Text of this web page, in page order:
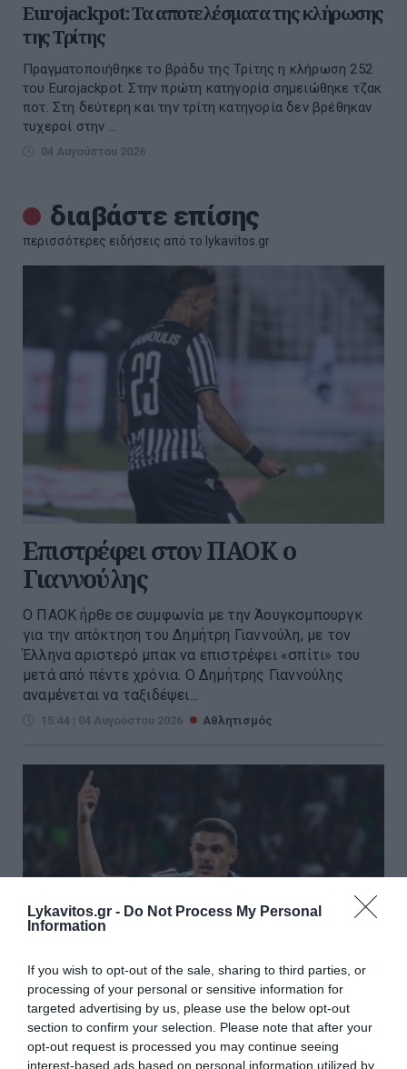
Lykavitos.gr - Do Not Process My Personal
Information
If you wish to opt-out of the sale, sharing to third parties, or
processing of your personal or sensitive information for
targeted advertising by us, please use the below opt-out
section to confirm your selection. Please note that after your
opt-out request is processed you may continue seeing
interest-based ads based on personal information utilized by
Eurojackpot: Τα αποτελέσματα της κλήρωσης
της Τρίτης
Πραγματοποιήθηκε το βράδυ της Τρίτης η κλήρωση 252
του Eurojackpot. Στην πρώτη κατηγορία σημειώθηκε τζακ
ποτ. Στη δεύτερη και την τρίτη κατηγορία δεν βρέθηκαν
τυχεροί στην ...
04 Αυγούστου 2026
διαβάστε επίσης
περισσότερες ειδήσεις από το lykavitos.gr
Επιστρέφει στον ΠΑΟΚ ο
Γιαννούλης
Ο ΠΑΟΚ ήρθε σε συμφωνία με την Άουγκσμπουργκ
για την απόκτηση του Δημήτρη Γιαννούλη, με τον
Έλληνα αριστερό μπακ να επιστρέφει «σπίτι» του
μετά από πέντε χρόνια. Ο Δημήτρης Γιαννούλης
αναμένεται να ταξιδέψει...
15:44 | 04 Αυγούστου 2026 Αθλητισμός
Παναθηναϊκός – ΤΣΣΚΑ 1948: Με